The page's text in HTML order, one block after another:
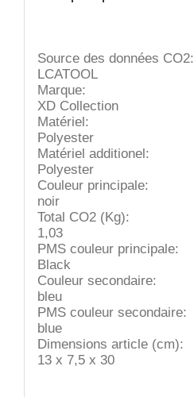
Source des données CO2:
LCATOOL
Marque:
XD Collection
Matériel:
Polyester
Matériel additionel:
Polyester
Couleur principale:
noir
Total CO2 (Kg):
1,03
PMS couleur principale:
Black
Couleur secondaire:
bleu
PMS couleur secondaire:
blue
Dimensions article (cm):
13 x 7,5 x 30